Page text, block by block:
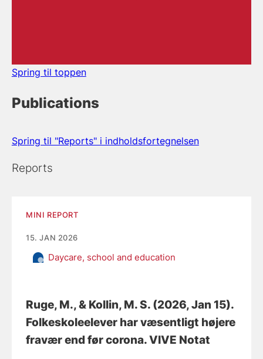
Spring til toppen
Publications
Spring til "Reports" i indholdsfortegnelsen
Reports
MINI REPORT
15. JAN 2026
Daycare, school and education
Ruge, M., & Kollin, M. S. (2026, Jan 15).
Folkeskoleelever har væsentligt højere
fravær end før corona. VIVE Notat